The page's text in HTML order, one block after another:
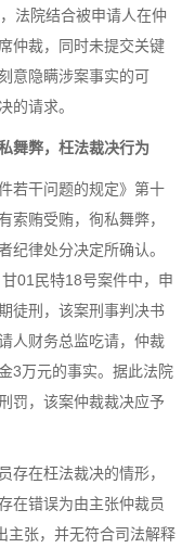
法院结合被申请人在仲
仲裁，同时未提交关键
意隐瞒涉案事实的可
的请求。
舞弊，枉法裁决行为
若干问题的规定》第十
索贿受贿，徇私舞弊，
纪律处分决定所确认。
01民特18号案件中，申
徒刑，该案刑事判决书
人财务总监吃请，仲裁
3万元的事实。据此法院
罚，该案仲裁裁决应予
存在枉法裁决的情形，
在错误为由主张仲裁员
主张，并无符合司法解释